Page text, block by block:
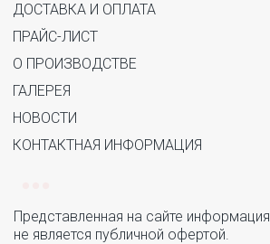
ДОСТАВКА И ОПЛАТА
ПРАЙС-ЛИСТ
О ПРОИЗВОДСТВЕ
ГАЛЕРЕЯ
НОВОСТИ
КОНТАКТНАЯ ИНФОРМАЦИЯ
Представленная на сайте информация
не является публичной офертой.